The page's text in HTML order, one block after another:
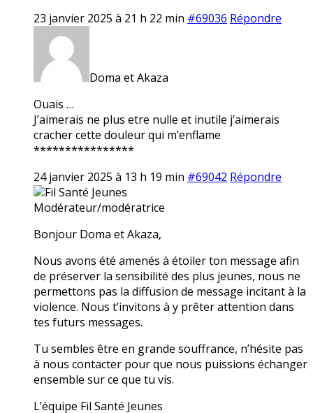
23 janvier 2025 à 21 h 22 min #69036 Répondre
Doma et Akaza
Ouais …
J’aimerais ne plus etre nulle et inutile j’aimerais
cracher cette douleur qui m’enflame
****************
24 janvier 2025 à 13 h 19 min #69042 Répondre
Fil Santé Jeunes
Modérateur/modératrice
Bonjour Doma et Akaza,
Nous avons été amenés à étoiler ton message afin
de préserver la sensibilité des plus jeunes, nous ne
permettons pas la diffusion de message incitant à la
violence. Nous t’invitons à y prêter attention dans
tes futurs messages.
Tu sembles être en grande souffrance, n’hésite pas
à nous contacter pour que nous puissions échanger
ensemble sur ce que tu vis.
L’équipe Fil Santé Jeunes